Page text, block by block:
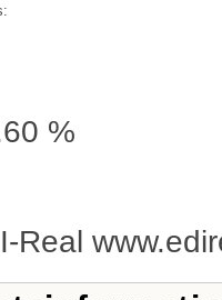
%
Real